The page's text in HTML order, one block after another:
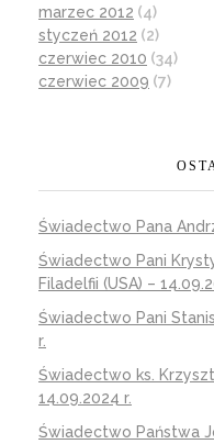
marzec 2012 (4)
styczeń 2012 (2)
czerwiec 2010 (34)
czerwiec 2009 (7)
Świadectwo Pana
Świadectwo Pani
Filadelfii (USA) –
Świadectwo Pani
r.
Świadectwo ks.
14.09.2024 r.
Świadectwo Państwa